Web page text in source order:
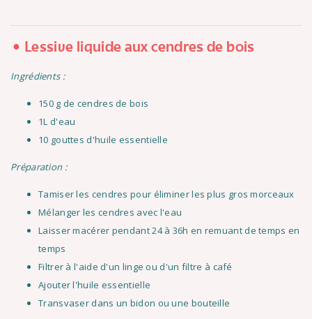
Lessive liquide aux cendres de bois
Ingrédients :
150 g de cendres de bois
1L d'eau
10 gouttes d'huile essentielle
Préparation :
Tamiser les cendres pour éliminer les plus gros morceaux
Mélanger les cendres avec l'eau
Laisser macérer pendant 24 à 36h en remuant de temps en
temps
Filtrer à l'aide d'un linge ou d'un filtre à café
Ajouter l'huile essentielle
Transvaser dans un bidon ou une bouteille